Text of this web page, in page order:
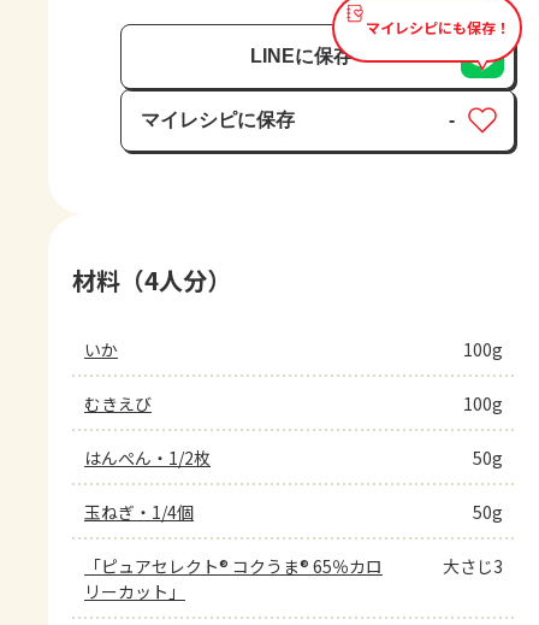
マイレシピにも保存！
LINEに保存
マイレシピに保存
保存済み
-
材料（4人分）
いか 100g
むきえび 100g
はんぺん・1/2枚 50g
玉ねぎ・1/4個 50g
「ピュアセレクト® コクうま® 65％カロ
リーカット」
大さじ3